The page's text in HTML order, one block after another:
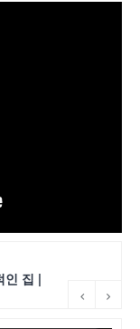
인 집 |